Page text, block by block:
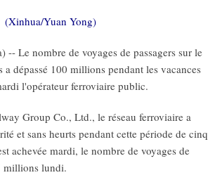
(Xinhua/Yuan Yong)
Le nombre de voyages de passagers sur le
dépassé 100 millions pendant les vacances
l'opérateur ferroviaire public.
Group Co., Ltd., le réseau ferroviaire a
et sans heurts pendant cette période de cinq
achevée mardi, le nombre de voyages de
millions lundi.